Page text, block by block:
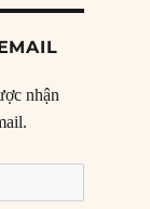
nhận